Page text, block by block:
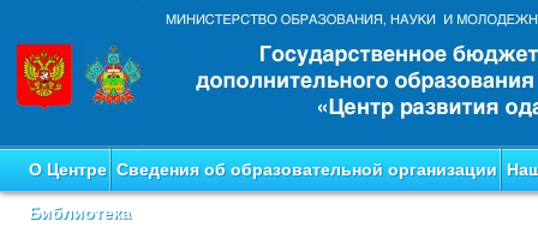
О Центре Сведения об образовательной организации
Библиотека